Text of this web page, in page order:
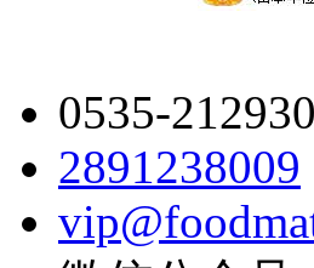
0535-
2891238009